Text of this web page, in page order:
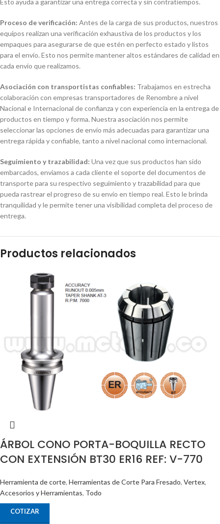
Esto ayuda a garantizar una entrega correcta y sin contratiempos.
Proceso de verificación: Antes de la carga de sus productos, nuestros
equipos realizan una verificación exhaustiva de los productos y los
empaques para asegurarse de que estén en perfecto estado y listos
para el envío. Esto nos permite mantener altos estándares de calidad en
cada envío que realizamos.
Asociación con transportistas confiables: Trabajamos en estrecha
colaboración con empresas transportadores de Renombre a nivel
Nacional e Internacional de confianza y con experiencia en la entrega de
productos en tiempo y forma. Nuestra asociación nos permite
seleccionar las opciones de envío más adecuadas para garantizar una
entrega rápida y confiable, tanto a nivel nacional como internacional.
Seguimiento y trazabilidad: Una vez que sus productos han sido
embarcados, enviamos a cada cliente el soporte del documentos de
transporte para su respectivo seguimiento y trazabilidad para que
pueda rastrear el progreso de su envío en tiempo real. Esto le brinda
tranquilidad y le permite tener una visibilidad completa del proceso de
entrega.
Productos relacionados
ÁRBOL CONO PORTA-BOQUILLA RECTO
CON EXTENSIÓN BT30 ER16 REF: V-770
Herramienta de corte, Herramientas de Corte Para Fresado, Vertex,
Accesorios y Herramientas, Todo
COTIZAR